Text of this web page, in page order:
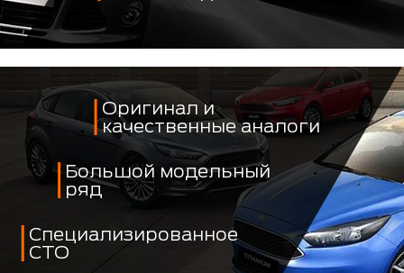
Оригинал и
качественные аналоги
Большой модельный
ряд
Специализированное
СТО